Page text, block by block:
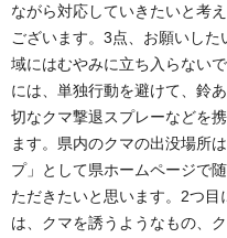
ながら対応していきたいと考
ございます。3点、お願いし
域にはむやみに立ち入らない
には、単独行動を避けて、鈴
切なクマ撃退スプレーなどを
ます。県内のクマの出没場所
プ」として県ホームページで
ただきたいと思います。2つ
は、クマを誘うようなもの、